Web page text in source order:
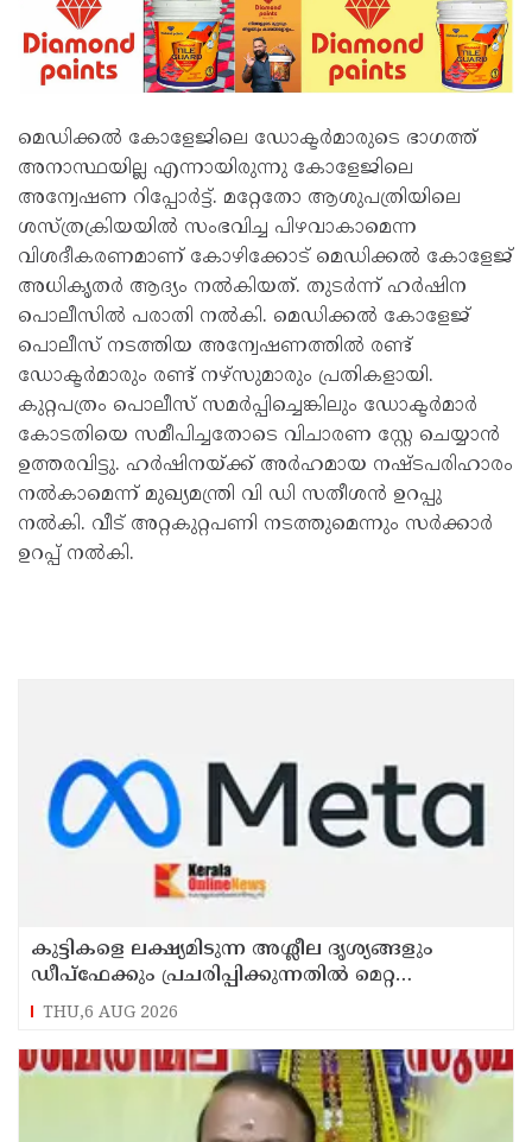
മെഡിക്കല്‍ കോളേജിലെ ഡോക്ടര്‍മാരുടെ ഭാഗത്ത്
അനാസ്ഥയില്ല എന്നായിരുന്നു കോളേജിലെ
അന്വേഷണ റിപ്പോര്‍ട്ട്. മറ്റേതോ ആശുപത്രിയിലെ
ശസ്ത്രക്രിയയില്‍ സംഭവിച്ച പിഴവാകാമെന്ന
വിശദീകരണമാണ് കോഴിക്കോട് മെഡിക്കല്‍ കോളേജ്
അധികൃതര്‍ ആദ്യം നല്‍കിയത്. തുടര്‍ന്ന് ഹര്‍ഷിന
പൊലീസില്‍ പരാതി നല്‍കി. മെഡിക്കല്‍ കോളേജ്
പൊലീസ് നടത്തിയ അന്വേഷണത്തില്‍ രണ്ട്
ഡോക്ടര്‍മാരും രണ്ട് നഴ്‌സുമാരും പ്രതികളായി.
കുറ്റപത്രം പൊലീസ് സമര്‍പ്പിച്ചെങ്കിലും ഡോക്ടര്‍മാര്‍
കോടതിയെ സമീപിച്ചതോടെ വിചാരണ സ്റ്റേ ചെയ്യാന്‍
ഉത്തരവിട്ടു. ഹര്‍ഷിനയ്ക്ക് അര്‍ഹമായ നഷ്ടപരിഹാരം
നല്‍കാമെന്ന് മുഖ്യമന്ത്രി വി ഡി സതീശന്‍ ഉറപ്പു
നല്‍കി. വീട് അറ്റകുറ്റപണി നടത്തുമെന്നും സര്‍ക്കാര്‍
ഉറപ്പ് നല്‍കി.
കുട്ടികളെ ലക്ഷ്യമിടുന്ന അശ്ലീല ദൃശ്യങ്ങളും
ഡീപ്ഫേക്കും പ്രചരിപ്പിക്കുന്നതില്‍ മെറ്റ
കേന്ദ്രത്തോട് മാപ്പ് പറഞ്ഞു
THU,6 AUG 2026